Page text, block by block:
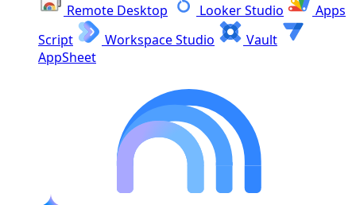
Remote Desktop
Looker Studio
Apps
Script
Workspace Studio
Vault
AppSheet